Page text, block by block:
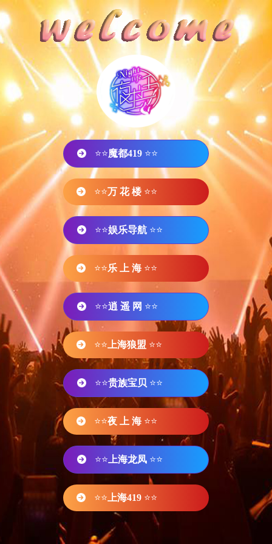
⭐⭐魔都419 ⭐⭐
⭐⭐万 花 楼 ⭐⭐
⭐⭐娱乐导航 ⭐⭐
⭐⭐乐 上 海 ⭐⭐
⭐⭐逍 遥 网 ⭐⭐
⭐⭐ 上海狼盟 ⭐⭐
⭐⭐贵族宝贝 ⭐⭐
⭐⭐夜 上 海 ⭐⭐
⭐⭐ 上海龙凤 ⭐⭐
⭐⭐ 上海419 ⭐⭐